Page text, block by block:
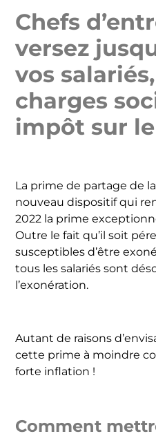
Chefs
versez
vos
charges
impôt sur
La prime de partage de
nouveau dispositif qui
2022 la prime
Outre le fait qu’il soit
susceptibles d’être
tous les salariés sont
l’exonération.
Autant de raisons
cette prime à moindre
forte inflation !
Comment